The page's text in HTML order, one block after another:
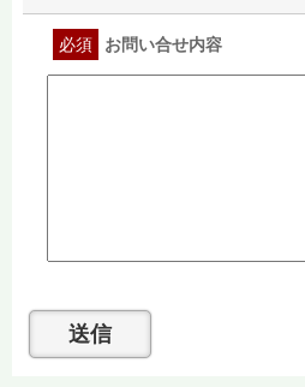
必須 お問い合せ内容